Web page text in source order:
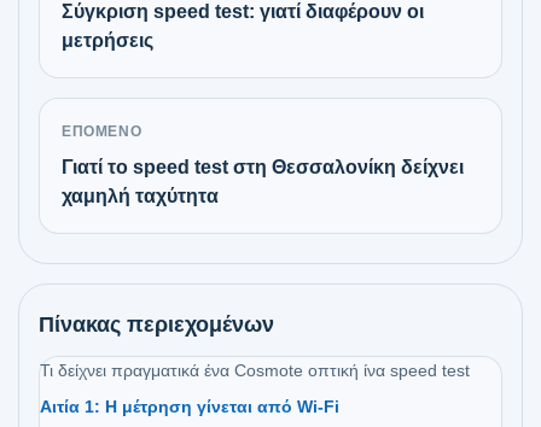
Σύγκριση speed test: γιατί διαφέρουν οι
μετρήσεις
ΕΠΌΜΕΝΟ
Γιατί το speed test στη Θεσσαλονίκη δείχνει
χαμηλή ταχύτητα
Πίνακας περιεχομένων
Τι δείχνει πραγματικά ένα Cosmote οπτική ίνα speed test
Αιτία 1: Η μέτρηση γίνεται από Wi‑Fi